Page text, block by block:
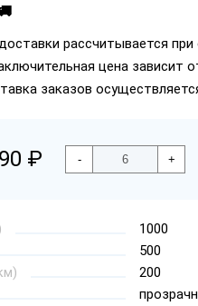
рассчитывается
цена зависит
заказов
₽ - +
1000
500
200